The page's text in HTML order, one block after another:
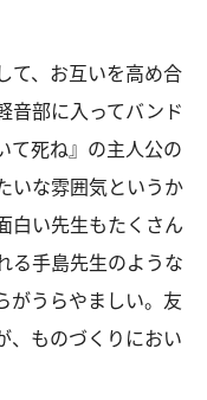
て、お互いを高め合
音部に入ってバンド
て死ね』の主人公の
いな雰囲気というか
白い先生もたくさん
る手島先生のような
がうらやましい。友
、ものづくりにおい